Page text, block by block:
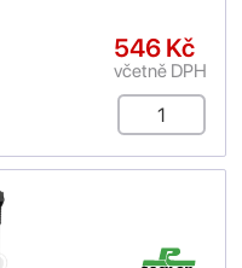
546 Kč
včetně DPH